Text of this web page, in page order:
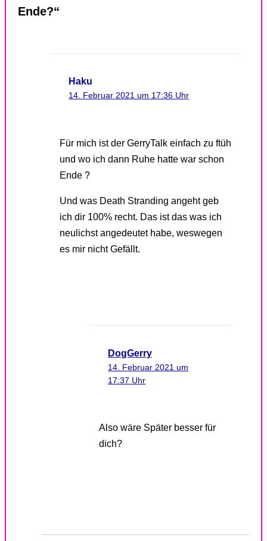
Ende?“
Haku
14. Februar 2021 um 17:36 Uhr
Für mich ist der GerryTalk einfach zu ftüh
und wo ich dann Ruhe hatte war schon
Ende ?
Und was Death Stranding angeht geb
ich dir 100% recht. Das ist das was ich
neulichst angedeutet habe, weswegen
es mir nicht Gefällt.
DogGerry
14. Februar 2021 um
17:37 Uhr
Also wäre Später besser für
dich?